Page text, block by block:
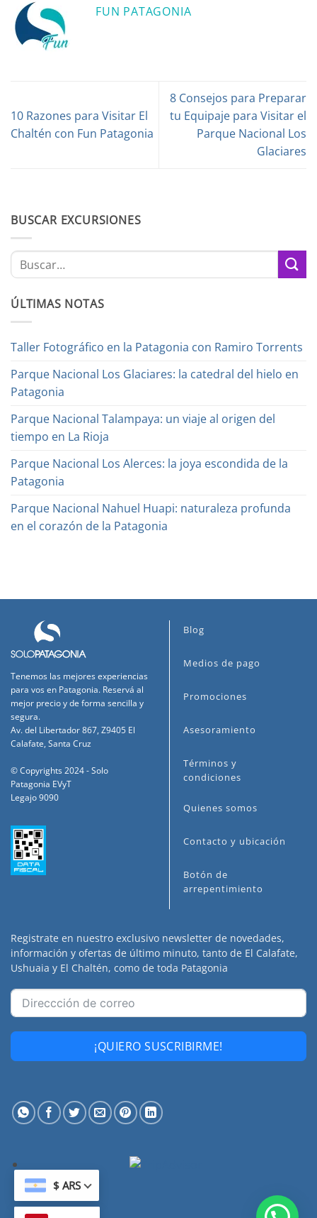
FUN PATAGONIA
10 Razones para Visitar El
Chaltén con Fun Patagonia
8 Consejos para Preparar
tu Equipaje para Visitar el
Parque Nacional Los
Glaciares
BUSCAR EXCURSIONES
Buscar
por:
ÚLTIMAS NOTAS
Taller Fotográfico en la Patagonia con Ramiro Torrents
Parque Nacional Los Glaciares: la catedral del hielo en
Patagonia
Parque Nacional Talampaya: un viaje al origen del
tiempo en La Rioja
Parque Nacional Los Alerces: la joya escondida de la
Patagonia
Parque Nacional Nahuel Huapi: naturaleza profunda
en el corazón de la Patagonia
Tenemos las mejores experiencias
para vos en Patagonia. Reservá al
mejor precio y de forma sencilla y
segura.
Av. del Libertador 867, Z9405 El
Calafate, Santa Cruz
© Copyrights 2024 - Solo
Patagonia EVyT
Legajo 9090
Blog
Medios de pago
Promociones
Asesoramiento
Términos y
condiciones
Quienes somos
Contacto y ubicación
Botón de
arrepentimiento
Registrate en nuestro exclusivo newsletter de novedades,
información y ofertas de último minuto, tanto de El Calafate,
Ushuaia y El Chaltén, como de toda Patagonia
¡QUIERO SUSCRIBIRME!
ARS